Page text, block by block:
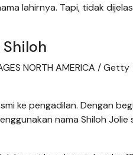
lahirnya. Tapi, tidak
NORTH AMERICA / Getty
ke pengadilan. Dengan
nama Shiloh Jolie